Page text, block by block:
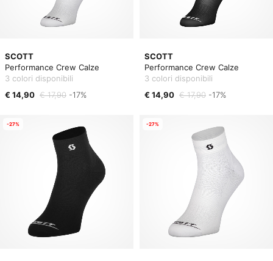
SCOTT
Performance Crew Calze
3 colori disponibili
€ 14,90 € 17,90 -17%
SCOTT
Performance Crew Calze
3 colori disponibili
€ 14,90 € 17,90 -17%
-27% -27%